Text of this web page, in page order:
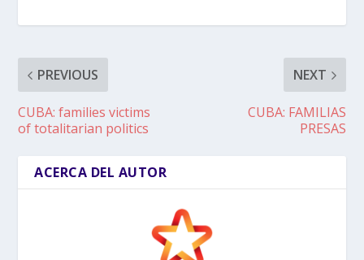
PREVIOUS
CUBA: families victims
of totalitarian politics
NEXT
CUBA: FAMILIAS
PRESAS
ACERCA DEL AUTOR